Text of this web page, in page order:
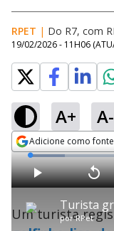
RPET | Do R7, com
19/02/2026 - 11H06
A+ A-
Adicione como
Opens in new
porRPet
P V
t
a
r
L
o
a
d
e
5
.
5
Um turista